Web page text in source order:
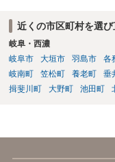
近くの市区町村を選び
岐阜・西濃
岐阜市
大垣市 羽島市 各
岐南町
笠松町 養老町 垂
揖斐川町
大野町 池田町